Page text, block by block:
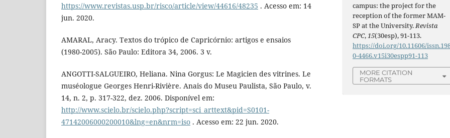
https://www.revistas.usp.br/risco/article/view/44616/48235 . Acesso em: 14
jun. 2020.
AMARAL, Aracy. Textos do trópico de Capricórnio: artigos e ensaios
(1980-2005). São Paulo: Editora 34, 2006. 3 v.
ANGOTTI-SALGUEIRO, Heliana. Nina Gorgus: Le Magicien des vitrines. Le
muséologue Georges Henri-Rivière. Anais do Museu Paulista, São Paulo, v.
14, n. 2, p. 317-322, dez. 2006. Disponível em:
http://www.scielo.br/scielo.php?script=sci_arttext&pid=S0101-
47142006000200010&lng=en&nrm=iso . Acesso em: 22 jun. 2020.
campus: the project for the
reception of the former MAM-
SP at the University.Revista
CPC,15(30esp), 91-113.
https://doi.org/10.11606/
0-4466.v15i30espp91-113
MORE CITATION
FORMATS